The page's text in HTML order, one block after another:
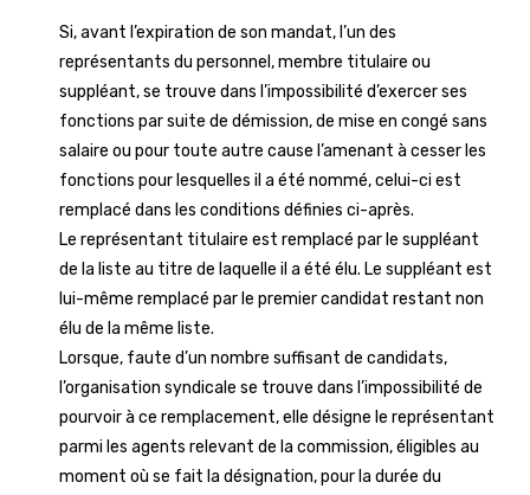
Si, avant l’expiration de son mandat, l’un des
représentants du personnel, membre titulaire ou
suppléant, se trouve dans l’impossibilité d’exercer ses
fonctions par suite de démission, de mise en congé sans
salaire ou pour toute autre cause l’amenant à cesser les
fonctions pour lesquelles il a été nommé, celui-ci est
remplacé dans les conditions définies ci-après.
Le représentant titulaire est remplacé par le suppléant
de la liste au titre de laquelle il a été élu. Le suppléant est
lui-même remplacé par le premier candidat restant non
élu de la même liste.
Lorsque, faute d’un nombre suffisant de candidats,
l’organisation syndicale se trouve dans l’impossibilité de
pourvoir à ce remplacement, elle désigne le représentant
parmi les agents relevant de la commission, éligibles au
moment où se fait la désignation, pour la durée du